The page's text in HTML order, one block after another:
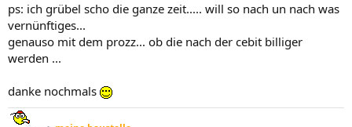
ps: ich grübel scho die ganze zeit..... will so nach un nach was
vernünftiges...
genauso mit dem prozz... ob die nach der cebit billiger
werden ...
danke nochmals